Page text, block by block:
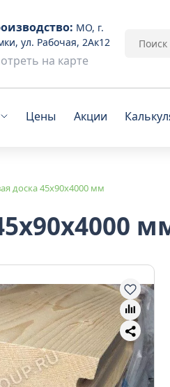
МО, г.
ул. Рабочая, 2Ак12
на карте
Цены Акции
доска 45x90x4000 мм